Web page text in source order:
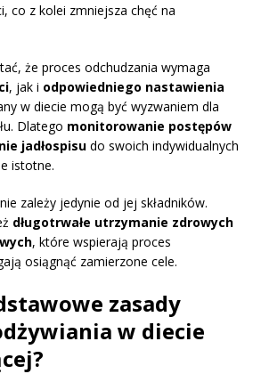
co z kolei zmniejsza chęć na
że proces odchudzania wymaga
, jak i odpowiedniego nastawienia
w diecie mogą być wyzwaniem dla
Dlatego monitorowanie postępów
jadłospisu do swoich indywidualnych
istotne.
nie zależy jedynie od jej składników.
długotrwałe utrzymanie zdrowych
, które wspierają proces
osiągnąć zamierzone cele.
zasady
w diecie